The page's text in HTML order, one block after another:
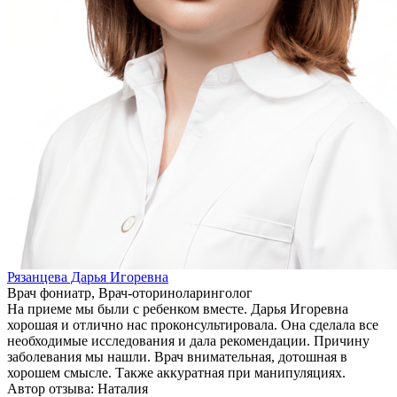
Рязанцева Дарья Игоревна
Врач фониатр, Врач-оториноларинголог
На приеме мы были с ребенком вместе. Дарья Игоревна
хорошая и отлично нас проконсультировала. Она сделала все
необходимые исследования и дала рекомендации. Причину
заболевания мы нашли. Врач внимательная, дотошная в
хорошем смысле. Также аккуратная при манипуляциях.
Автор отзыва: Наталия